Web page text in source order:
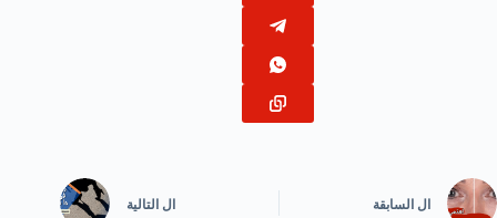
ال السابقة ال التالية